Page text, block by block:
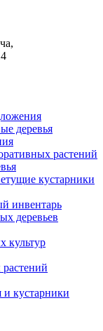
деревья
растений
кустарники
инвентарь
деревьев
культур
кустарники